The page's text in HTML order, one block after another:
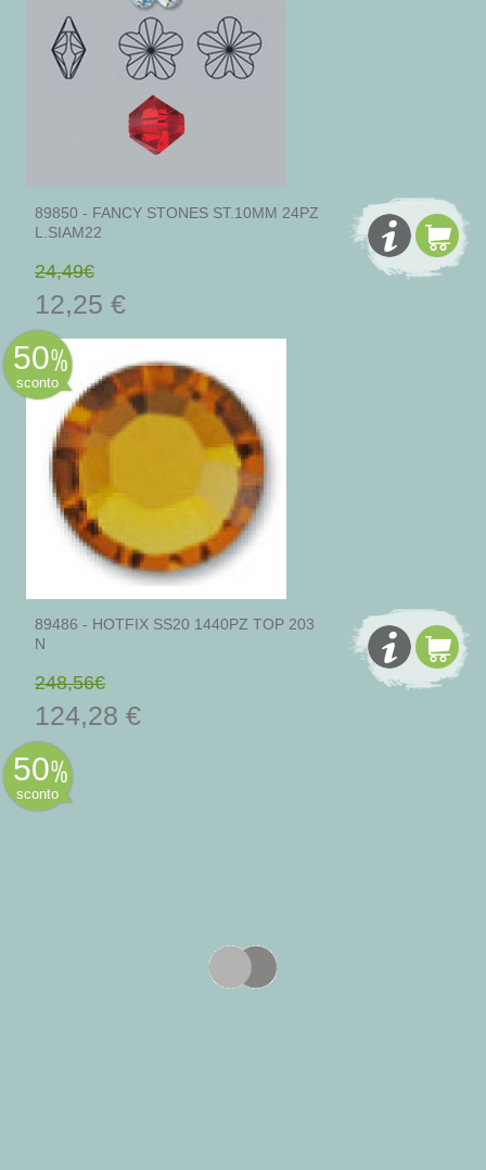
89850 - FANCY STONES ST.10MM 24PZ
L.SIAM22
24,49€
12,25 €
50
sconto
89486 - HOTFIX SS20 1440PZ TOP 203
N
248,56€
124,28 €
50
sconto